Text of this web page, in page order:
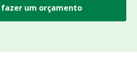
fazer um orçamento